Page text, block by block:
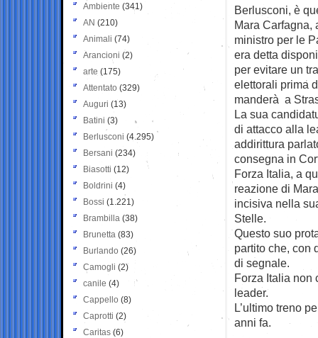
Berlusconi, è
Mara Carfagna,
ministro per le
era detta
per evitare un
elettorali prima
manderà a
La sua
di attacco alla
addirittura
consegna in
Forza Italia, a
reazione di
incisiva nella
Stelle.
Questo suo
partito che, con
di segnale.
Forza Italia non
leader.
L’ultimo treno
anni fa.
Ambiente (341)
AN (210)
Animali (74)
Arancioni (2)
arte (175)
Attentato (329)
Auguri (13)
Batini (3)
Berlusconi (4.295)
Bersani (234)
Biasotti (12)
Boldrini (4)
Bossi (1.221)
Brambilla (38)
Brunetta (83)
Burlando (26)
Camogli (2)
canile (4)
Cappello (8)
Caprotti (2)
Caritas (6)